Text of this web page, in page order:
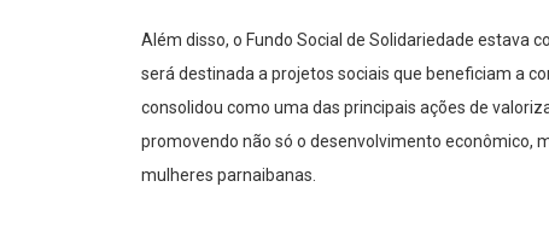
Além disso, o Fundo Social de Solidariedade estava
será destinada a projetos sociais que beneficiam a
consolidou como uma das principais ações de
promovendo não só o desenvolvimento econômico,
mulheres parnaibanas.